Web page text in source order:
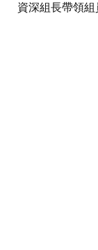
資深組長帶領組